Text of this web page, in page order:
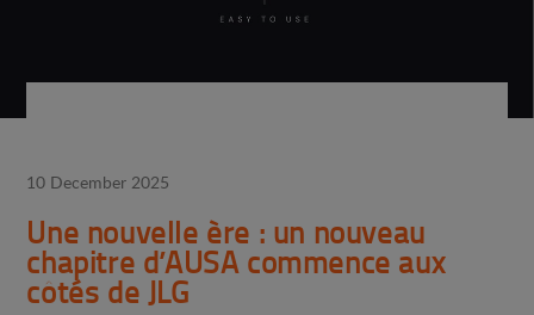
10 December 2025
Une nouvelle ère : un nouveau
chapitre d’AUSA commence aux
côtés de JLG